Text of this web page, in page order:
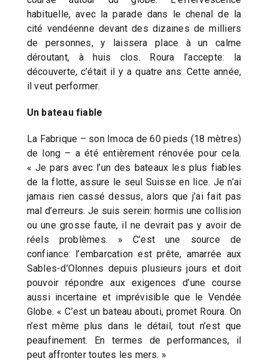
habituelle, avec la parade dans le chenal de la
cité vendéenne devant des dizaines de milliers
de personnes, y laissera place à un calme
déroutant, à huis clos. Roura l’accepte: la
découverte, c’était il y a quatre ans. Cette année,
il veut performer.
Un bateau fiable
La Fabrique – son Imoca de 60 pieds (18 mètres)
de long – a été entièrement rénovée pour cela.
« Je pars avec l’un des bateaux les plus fiables
de la flotte, assure le seul Suisse en lice. Je n’ai
jamais rien cassé dessus, alors que j’ai fait pas
mal d’erreurs. Je suis serein: hormis une collision
ou une grosse faute, il ne devrait pas y avoir de
réels problèmes. » C’est une source de
confiance: l’embarcation est prête, amarrée aux
Sables-d’Olonnes depuis plusieurs jours et doit
pouvoir répondre aux exigences d’une course
aussi incertaine et imprévisible que le Vendée
Globe. « C’est un bateau abouti, promet Roura. On
n’est même plus dans le détail, tout n’est que
peaufinement. En termes de performances, il
peut affronter toutes les mers. »